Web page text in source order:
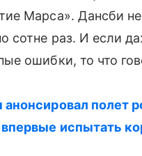
Марса». Дансби
сотне раз. И если
ошибки, то что
анонсировал полет
испытать